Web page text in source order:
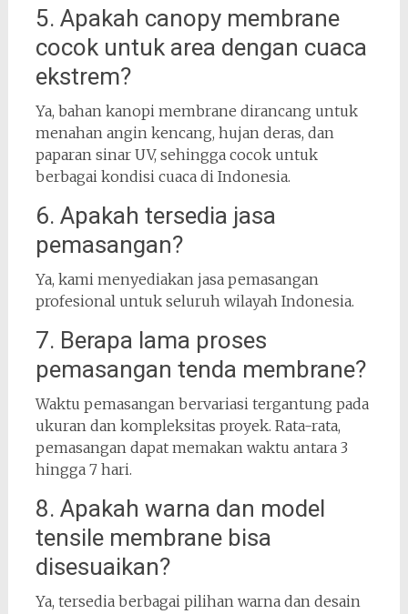
5. Apakah canopy membrane
cocok untuk area dengan cuaca
ekstrem?
Ya, bahan kanopi membrane dirancang untuk
menahan angin kencang, hujan deras, dan
paparan sinar UV, sehingga cocok untuk
berbagai kondisi cuaca di Indonesia.
6. Apakah tersedia jasa
pemasangan?
Ya, kami menyediakan jasa pemasangan
profesional untuk seluruh wilayah Indonesia.
7. Berapa lama proses
pemasangan tenda membrane?
Waktu pemasangan bervariasi tergantung pada
ukuran dan kompleksitas proyek. Rata-rata,
pemasangan dapat memakan waktu antara 3
hingga 7 hari.
8. Apakah warna dan model
tensile membrane bisa
disesuaikan?
Ya, tersedia berbagai pilihan warna dan desain